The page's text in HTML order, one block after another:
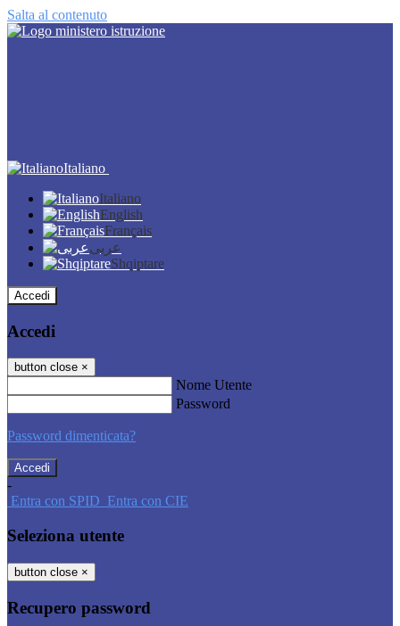
Salta al contenuto
Italiano
Italiano
English
Français
عربى
Shqiptare
Accedi
Accedi
button close ×
Nome Utente
Password
Password dimenticata?
-
Entra con SPID Entra con CIE
Seleziona utente
button close ×
Recupero password